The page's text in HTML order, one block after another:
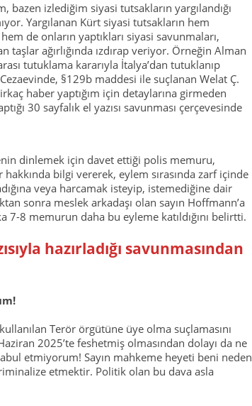
bazen izlediğim siyasi tutsakların yargılandığı
Yargılanan Kürt siyasi tutsakların hem
de onların yaptıkları siyasi savunmaları,
taşlar ağırlığında ızdırap veriyor. Örneğin Alman
tutuklama kararıyla İtalya’dan tutuklanıp
§129b maddesi ile suçlanan Welat Ç.
haber yaptığım için detaylarına girmeden
30 sayfalık el yazısı savunması çerçevesinde
dinlemek için davet ettiği polis memuru,
bilgi vererek, eylem sırasında zarf içinde
veya harcamak isteyip, istemediğine dair
sonra meslek arkadaşı olan sayın Hoffmann’a
8 memurun daha bu eyleme katıldığını belirtti.
hazırladığı savunmasından
Terör örgütüne üye olma suçlamasını
2025’te feshetmiş olmasından dolayı da ne
etmiyorum! Sayın mahkeme heyeti beni neden
etmektir. Politik olan bu dava asla